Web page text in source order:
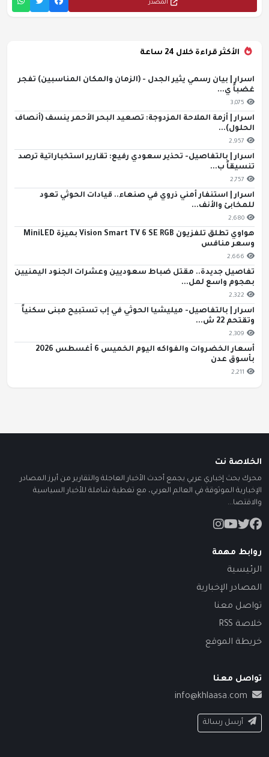
المصدر
الأكثر قراءة خلال 24 ساعة
اسرار | بيان رسمي يثير الجدل - (الزمان والمكان المناسبين) تفجر
غضباً ي...
3,075
اسرار | أزمة الملاحة المزدوجة: تصعيد البحر الأحمر ينسف (أنصاف
الحلول)...
2,957
اسرار | بالتفاصيل- تحذير سعودي رفيع: تقارير استخباراتية ترصد
تنسيقاً ب...
2,757
اسرار | استنفار أمني ذروي في صنعاء.. قيادات الحوثي تعود
للمخابئ والأنف...
2,680
هواوي تطلق تلفزيون Vision Smart TV 6 SE RGB بميزة MiniLED
وسعر منافس
2,666
تفاصيل جديدة.. مقتل ضباط سعوديين وعشرات الجنود اليمنيين
بهجوم واسع لمل...
2,322
اسرار | بالتفاصيل- ميليشيا الحوثي في إب تستبيح مبنى سكنياً
وتقتحم 22 ش...
2,309
أسعار الخضروات والفواكه اليوم الخميس 6 أغسطس 2026
بأسوق عدن
2,211
الخلاصة نت
محرك بحث إخباري عربي يجمع أحدث الأخبار العاجلة والتقارير من أبرز المصادر
الإخبارية الموثوقة في العالم العربي، مع تغطية شاملة للأخبار السياسية
والاقتصا...
روابط مهمة
الرئيسية
المصادر الإخبارية
تواصل معنا
خلاصة RSS
خريطة الموقع
تواصل معنا
info@khlaasa.com
أرسل رسالة